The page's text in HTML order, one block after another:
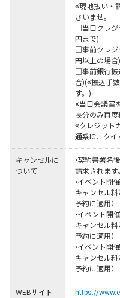
※現地払い・
さいませ。
□当日クレ
円まで)
□事前クレ
円以上の場合)
□事前銀行
合)(※振込手
す。)
※当日会議室
長分のみ再度
※クレジット
通系IC、クイ
キャンセルに
ついて
•契約書署名
請求されます。
•イベント開
キャンセル
予約に適用）
•イベント開
キャンセル
予約に適用）
•イベント開
キャンセル
予約に適用）
WEBサイト
https://